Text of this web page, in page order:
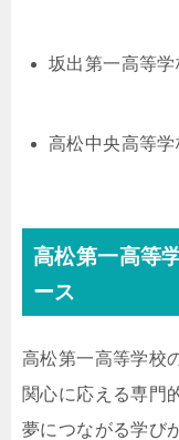
坂出第一高等学
高松中央高等学
高松第一高等
ース
高松第一高等学校
関心に応える専門
夢につながる学び